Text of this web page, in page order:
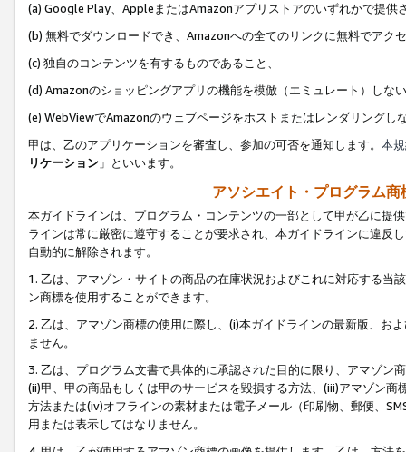
(a) Google Play、AppleまたはAmazonアプリストアのいずれかで提供
(b) 無料でダウンロードでき、Amazonへの全てのリンクに無料でアク
(c) 独自のコンテンツを有するものであること、
(d) Amazonのショッピングアプリの機能を模倣（エミュレート）しな
(e) WebViewでAmazonのウェブページをホストまたはレンダリングし
甲は、乙のアプリケーションを審査し、参加の可否を通知します。 本
リケーション 」といいます。
アソシエイト・プログラム
本ガイドラインは、プログラム・コンテンツの一部として甲が乙に提
ラインは常に厳密に遵守することが要求され、本ガイドラインに違反
自動的に解除されます。
1. 乙は、アマゾン・サイトの商品の在庫状況およびこれに対応する
ン商標を使用することができます。
2. 乙は、アマゾン商標の使用に際し、(i)本ガイドラインの最新版、お
ません。
3. 乙は、プログラム文書で具体的に承認された目的に限り、アマゾン
(ii)甲、甲の商品もしくは甲のサービスを毀損する方法、(iii)アマゾン
方法または(iv)オフラインの素材または電子メール（印刷物、郵便、
用または表示してはなりません。